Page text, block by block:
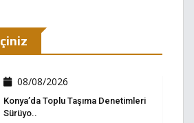
08/08/2026
Konya’da Toplu Taşıma Denetimleri
Sürüyo..